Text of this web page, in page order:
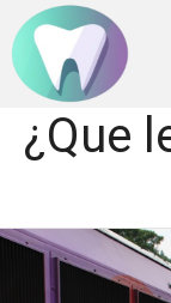
¿Que